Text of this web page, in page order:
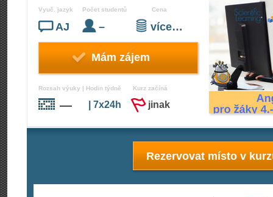
Vyuč. jazyk
AJ
Počet studentů
–
Cena
více…
Mám zájem
Rozsah výuky | Hodin týdně
— | 7x24h
Kurz začíná
jinak
Rezervovat místo v